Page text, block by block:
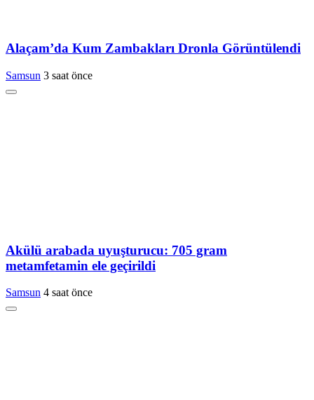
Alaçam’da Kum Zambakları Dronla Görüntülendi
Samsun 3 saat önce
Akülü arabada uyuşturucu: 705 gram
metamfetamin ele geçirildi
Samsun 4 saat önce